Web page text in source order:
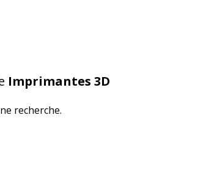
Imprimantes 3D
recherche.